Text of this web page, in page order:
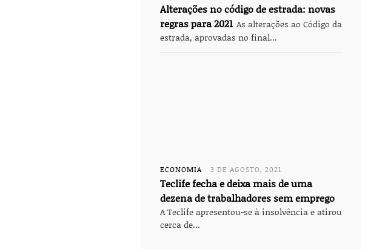
Alterações no código de estrada: novas
regras para 2021 As alterações ao Código da
estrada, aprovadas no final...
ECONOMIA 3 DE AGOSTO, 2021
Teclife fecha e deixa mais de uma
dezena de trabalhadores sem emprego
A Teclife apresentou-se à insolvência e atirou
cerca de...